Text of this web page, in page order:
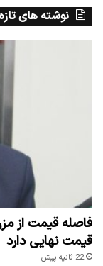
نوشته های تازه
فاصله قیمت از
قیمت نهایی دارد
22 ثانیه پیش